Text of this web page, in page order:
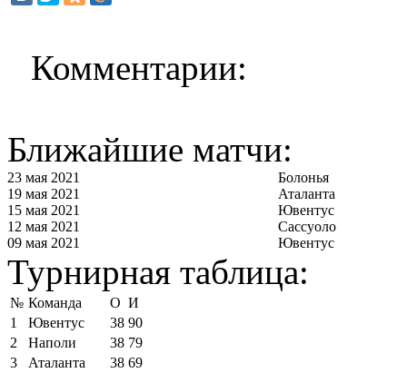
Комментарии:
Ближайшие матчи:
23 мая 2021
Болонья
19 мая 2021
Аталанта
15 мая 2021
Ювентус
12 мая 2021
Сассуоло
09 мая 2021
Ювентус
Турнирная таблица:
№ Команда О И
1
Ювентус 38 90
2
Наполи 38 79
3
Аталанта 38 69